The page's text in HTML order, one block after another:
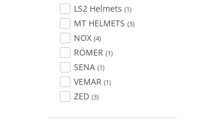
LS2 Helmets (1)
MT HELMETS (3)
NOX (4)
RÖMER (1)
SENA (1)
VEMAR (1)
ZED (3)